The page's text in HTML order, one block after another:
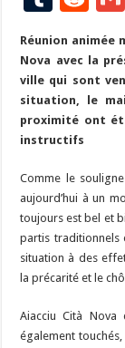
e
b
o
o
m
bl
r
e
d
di
t
Réunion animée
Nova avec la
ville qui sont
situation, le
proximité ont
instructifs
Comme le
aujourd’hui à un
toujours est bel et
partis traditionnels
situation à des
la précarité et le
Aiacciu Cità Nova
également